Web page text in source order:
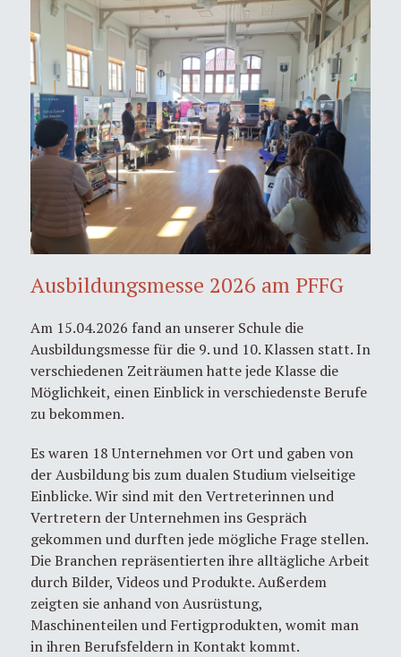
Ausbildungsmesse 2026 am PFFG
Am 15.04.2026 fand an unserer Schule die
Ausbildungsmesse für die 9. und 10. Klassen statt. In
verschiedenen Zeiträumen hatte jede Klasse die
Möglichkeit, einen Einblick in verschiedenste Berufe
zu bekommen.
Es waren 18 Unternehmen vor Ort und gaben von
der Ausbildung bis zum dualen Studium vielseitige
Einblicke. Wir sind mit den Vertreterinnen und
Vertretern der Unternehmen ins Gespräch
gekommen und durften jede mögliche Frage stellen.
Die Branchen repräsentierten ihre alltägliche Arbeit
durch Bilder, Videos und Produkte. Außerdem
zeigten sie anhand von Ausrüstung,
Maschinenteilen und Fertigprodukten, womit man
in ihren Berufsfeldern in Kontakt kommt.